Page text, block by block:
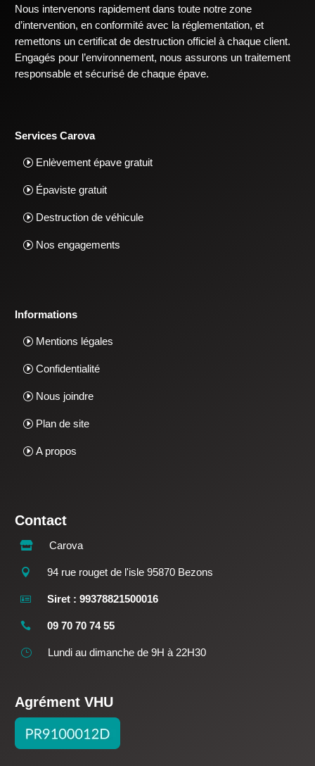
Nous intervenons rapidement dans toute notre zone
d’intervention, en conformité avec la réglementation, et
remettons un certificat de destruction officiel à chaque client.
Engagés pour l’environnement, nous assurons un traitement
responsable et sécurisé de chaque épave.
Services Carova
Enlèvement épave gratuit
Épaviste gratuit
Destruction de véhicule
Nos engagements
Informations
Mentions légales
Confidentialité
Nous joindre
Plan de site
A propos
Contact
 Carova
 94 rue rouget de l'isle 95870 Bezons
 Siret : 99378821500016
 09 70 70 74 55
} Lundi au dimanche de 9H à 22H30
Agrément VHU